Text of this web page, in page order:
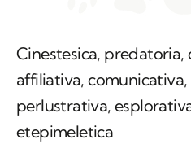
Cinestesica, predatoria,
affiliativa, comunicativa,
perlustrativa,
etepimeletica